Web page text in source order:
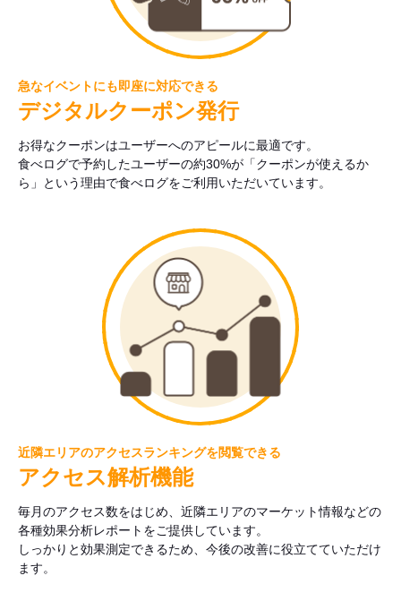
急なイベントにも即座に対応できる
デジタルクーポン発行
お得なクーポンはユーザーへのアピールに最適です。
食べログで予約したユーザーの約30%が「クーポンが使えるか
ら」という理由で食べログをご利用いただいています。
近隣エリアのアクセスランキングを閲覧できる
アクセス解析機能
毎月のアクセス数をはじめ、近隣エリアのマーケット情報などの
各種効果分析レポートをご提供しています。
しっかりと効果測定できるため、今後の改善に役立てていただけ
ます。